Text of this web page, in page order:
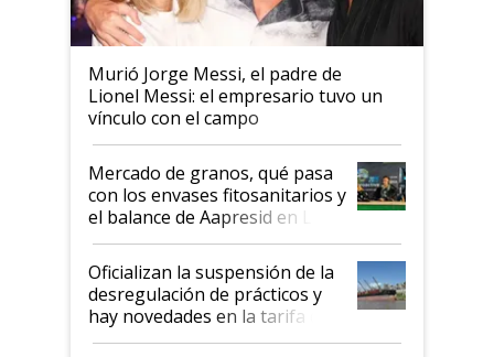
Murió Jorge Messi, el padre de
Lionel Messi: el empresario tuvo un
vínculo con el campo
Mercado de granos, qué pasa
con los envases fitosanitarios y
el balance de Aapresid en La
Posta
Oficializan la suspensión de la
desregulación de prácticos y
hay novedades en la tarifa de
la hidrovía